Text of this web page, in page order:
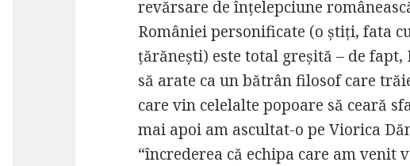
revărsare de înțelepciune
României personificate (o știți, fata
țărănești) este total greșită – de
să arate ca un bătrân filosof care
care vin celelalte popoare să ceară
mai apoi am ascultat-o pe Viorica
“încrederea că echipa care am